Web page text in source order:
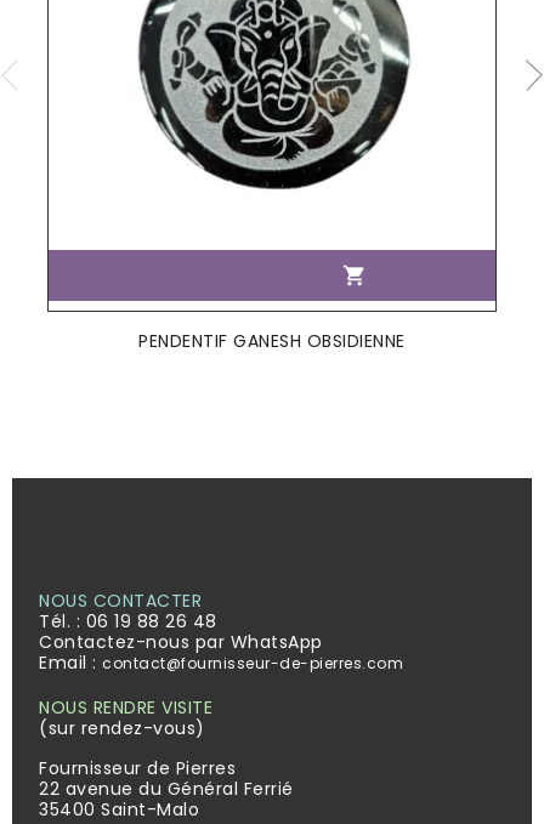

PENDENTIF GANESH OBSIDIENNE
NOUS CONTACTER
Tél. : 06 19 88 26 48
Contactez-nous par WhatsApp
Email : contact@fournisseur-de-pierres.com
NOUS RENDRE VISITE
(sur rendez-vous)
Fournisseur de Pierres
22 avenue du Général Ferrié
35400 Saint-Malo